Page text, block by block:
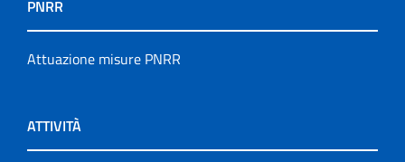
PNRR
Attuazione misure PNRR
ATTIVITÀ